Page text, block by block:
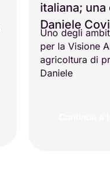
italiana;
Daniele Covi
Uno degli
per la Visione
agricoltura di
Daniele